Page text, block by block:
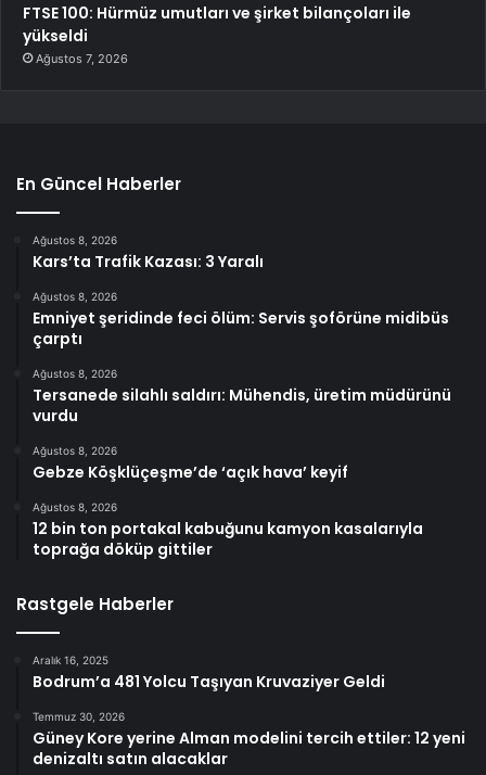
FTSE 100: Hürmüz umutları ve şirket bilançoları ile
yükseldi
Ağustos 7, 2026
En Güncel Haberler
Ağustos 8, 2026
Kars’ta Trafik Kazası: 3 Yaralı
Ağustos 8, 2026
Emniyet şeridinde feci ölüm: Servis şoförüne midibüs
çarptı
Ağustos 8, 2026
Tersanede silahlı saldırı: Mühendis, üretim müdürünü
vurdu
Ağustos 8, 2026
Gebze Köşklüçeşme’de ‘açık hava’ keyif
Ağustos 8, 2026
12 bin ton portakal kabuğunu kamyon kasalarıyla
toprağa döküp gittiler
Rastgele Haberler
Aralık 16, 2025
Bodrum’a 481 Yolcu Taşıyan Kruvaziyer Geldi
Temmuz 30, 2026
Güney Kore yerine Alman modelini tercih ettiler: 12 yeni
denizaltı satın alacaklar